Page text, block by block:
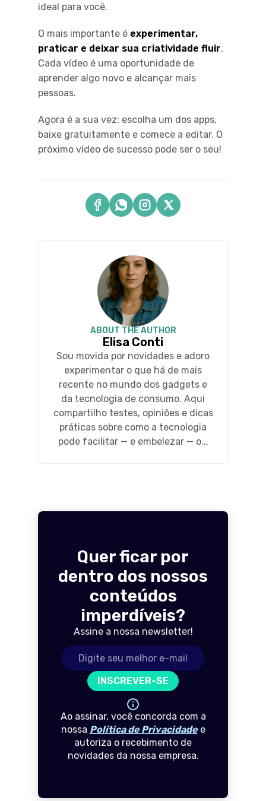
ideal para você.
O mais importante é experimentar,
praticar e deixar sua criatividade fluir.
Cada vídeo é uma oportunidade de
aprender algo novo e alcançar mais
pessoas.
Agora é a sua vez: escolha um dos apps,
baixe gratuitamente e comece a editar. O
próximo vídeo de sucesso pode ser o seu!
ABOUT THE AUTHOR
Elisa Conti
Sou movida por novidades e adoro
experimentar o que há de mais
recente no mundo dos gadgets e
da tecnologia de consumo. Aqui
compartilho testes, opiniões e dicas
práticas sobre como a tecnologia
pode facilitar — e embelezar — o...
Quer ficar por
dentro dos nossos
conteúdos
imperdíveis?
Assine a nossa newsletter!
Endereço de e-mail
INSCREVER-SE
Ao assinar, você concorda com a
nossa Política de Privacidadee
autoriza o recebimento de
novidades da nossa empresa.